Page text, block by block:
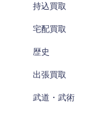
持込買取
宅配買取
歴史
出張買取
武道・武術